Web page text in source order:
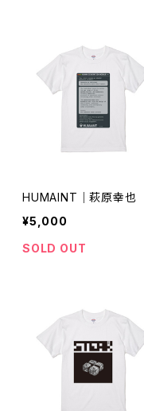
HUMAINT｜萩原幸也
¥5,000
SOLD OUT